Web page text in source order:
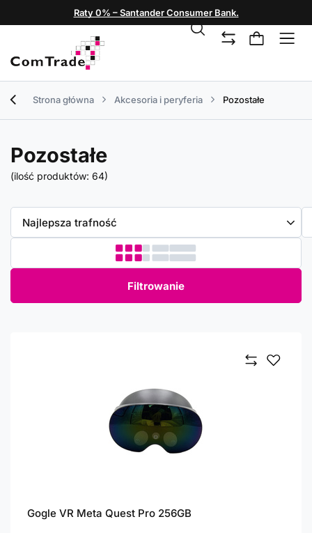
Raty 0% – Santander Consumer Bank.
Strona główna Akcesoria i peryferia Pozostałe
Pozostałe
(ilość produktów: 64)
Zmień sortowanie
Najlepsza trafność
Filtrowanie
Gogle VR Meta Quest Pro 256GB